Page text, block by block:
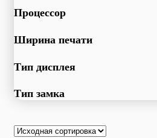
Процессор
Ширина печати
Тип дисплея
Тип замка